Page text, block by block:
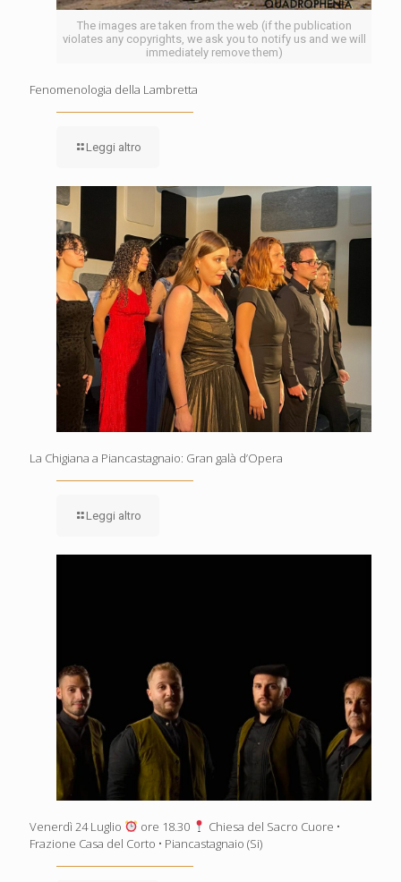
The images are taken from the web (if the publication
violates any copyrights, we ask you to notify us and we will
immediately remove them)
Fenomenologia della Lambretta
Leggi altro
La Chigiana a Piancastagnaio: Gran galà d’Opera
Leggi altro
Venerdì 24 Luglio ore 18.30
Chiesa del Sacro Cuore •
Frazione Casa del Corto • Piancastagnaio (Si)